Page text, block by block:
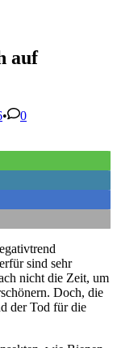
auf
• 0
sind sehr
nicht die Zeit, um
Doch, die
der Tod für die